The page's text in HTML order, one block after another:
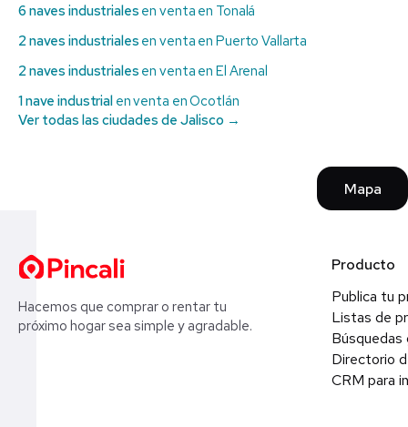
6 naves industriales en venta en Tonalá
2 naves industriales en venta en Puerto Vallarta
2 naves industriales en venta en El Arenal
1 nave industrialen venta en Ocotlán
Ver todas las ciudades de Jalisco →
Mapa
Hacemos que comprar o rentar tu
próximo hogar sea simple y agradable.
Producto
Publica tu
Listas de
Búsquedas
Directorio
CRM para